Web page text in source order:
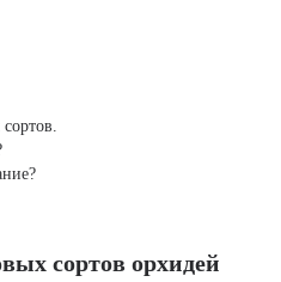
сортов орхидей